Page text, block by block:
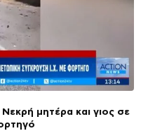
μητέρα και γιος σε